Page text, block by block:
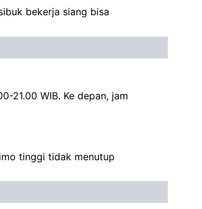
bekerja siang bisa
21.00 WIB. Ke depan, jam
tinggi tidak menutup